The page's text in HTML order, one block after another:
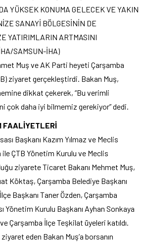
YÜKSEK KONUMA GELECEK VE YAKIN
SANAYİ BÖLGESİNİN DE
YATIRIMLARIN ARTMASINI
SAMSUN-İHA)
Muş ve AK Parti heyeti Çarşamba
ziyaret gerçekleştirdi. Bakan Muş,
dikkat çekerek, “Bu verimli
çok daha iyi bilmemiz gerekiyor” dedi.
FAALİYETLERİ
Başkanı Kazım Yılmaz ve Meclis
ile ÇTB Yönetim Kurulu ve Meclis
ziyarete Ticaret Bakanı Mehmet Muş,
Köktaş, Çarşamba Belediye Başkanı
Başkanı Taner Özden, Çarşamba
Yönetim Kurulu Başkanı Ayhan Sonkaya
Çarşamba İlçe Teşkilat üyeleri katıldı.
eden Bakan Muş’a borsanın